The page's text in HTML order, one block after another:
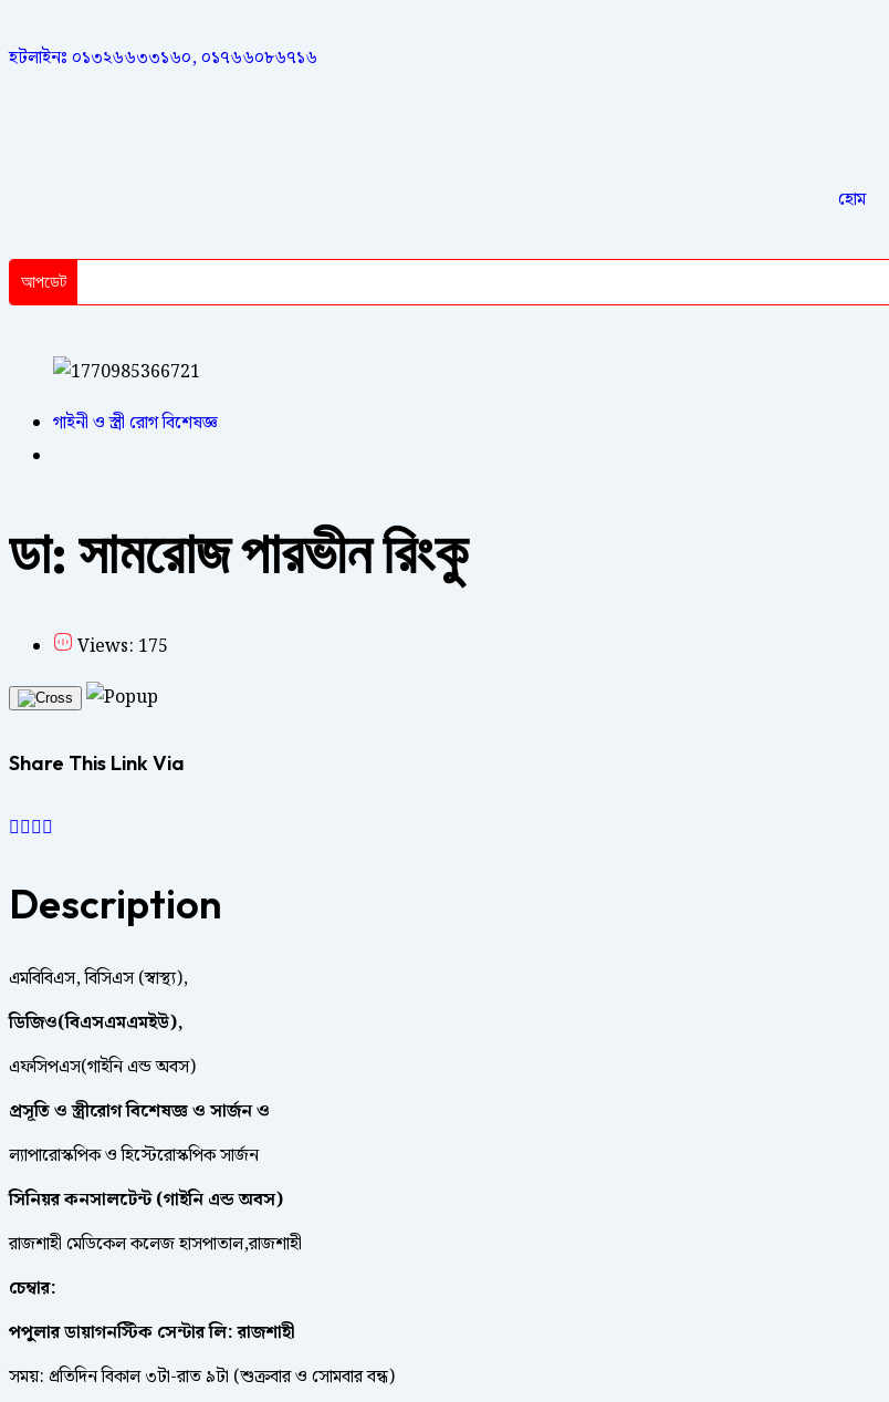
হটলাইনঃ ০১৩২৬৬৩৩১৬০, ০১৭৬৬০৮৬৭১৬
হোম
আপডেট
গাইনী ও স্ত্রী রোগ বিশেষজ্ঞ
ডা: সামরোজ পারভীন রিংকু
Views: 175
Share This Link Via
Description
এমবিবিএস, বিসিএস (স্বাস্থ্য),
ডিজিও(বিএসএমএমইউ),
এফসিপএস(গাইনি এন্ড অবস)
প্রসূতি ও স্ত্রীরোগ বিশেষজ্ঞ ও সার্জন ও
ল্যাপারোস্কপিক ও হিস্টেরোস্কপিক সার্জন
সিনিয়র কনসালটেন্ট (গাইনি এন্ড অবস)
রাজশাহী মেডিকেল কলেজ হাসপাতাল,রাজশাহী
চেম্বার:
পপুলার ডায়াগনস্টিক সেন্টার লি: রাজশাহী
সময়: প্রতিদিন বিকাল ৩টা-রাত ৯টা (শুক্রবার ও সোমবার বন্ধ)